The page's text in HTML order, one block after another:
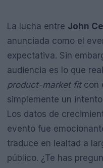
La lucha entre John
anunciada como el
expectativa. Sin
audiencia es lo que
product-market fitcon
simplemente un
Los datos de
evento fue
traduce en lealtad a
público. ¿Te has